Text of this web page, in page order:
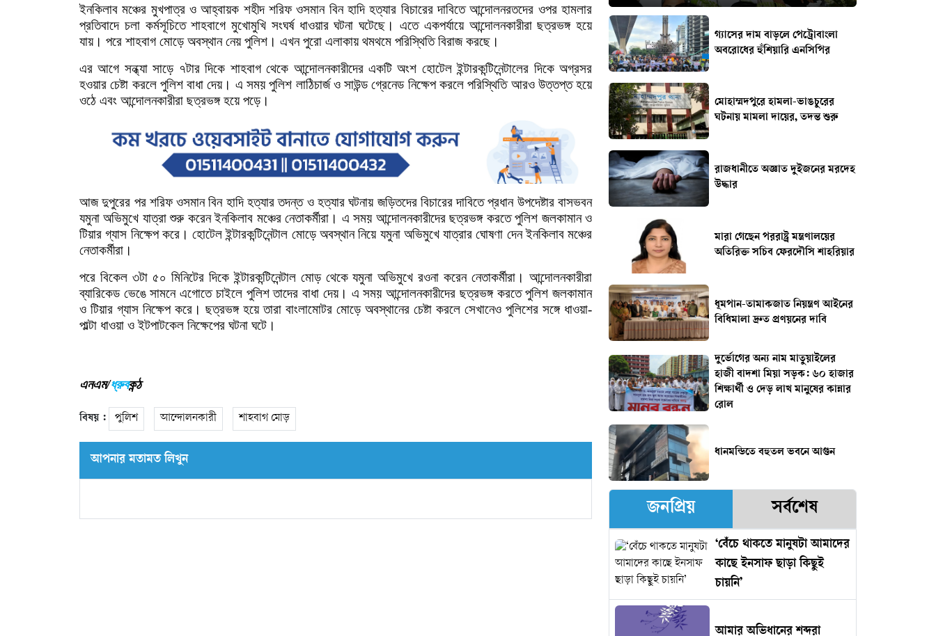
ইনকিলাব মঞ্চের মুখপাত্রওআহ্বায়ক শহীদশরিফ ওসমান বিন হাদি হত্যার বিচারের দাবিতে আন্দোলনরতদের ওপর হামলার
প্রতিবাদে চলা কর্মসূচিতে শাহবাগে মুখোমুখি সংঘর্ষ ধাওয়ার ঘটনা ঘটেছে। এতে একপর্যায়ে আন্দোলনকারীরা ছত্রভঙ্গ হয়ে
যায়। পরে শাহবাগ মোড়ে অবস্থান নেয় পুলিশ। এখন পুরো এলাকায় থমথমে পরিস্থিতি বিরাজ করছে।
এর আগে সন্ধ্যা সাড়ে ৭টার দিকে শাহবাগ থেকে আন্দোলনকারীদের একটি অংশ হোটেল ইন্টারকন্টিনেন্টালের দিকে অগ্রসর
হওয়ার চেষ্টা করলে পুলিশ বাধা দেয়। এ সময় পুলিশ লাঠিচার্জ ও সাউন্ড গ্রেনেড নিক্ষেপ করলে পরিস্থিতি আরও উত্তপ্ত হয়ে
ওঠে এবং আন্দোলনকারীরা ছত্রভঙ্গ হয়ে পড়ে।
আজ দুপুরের পর শরিফ ওসমান বিন হাদি হত্যার তদন্ত ও হত্যার ঘটনায় জড়িতদের বিচারের দাবিতে প্রধান উপদেষ্টার বাসভবন
যমুনা অভিমুখে যাত্রা শুরু করেন ইনকিলাব মঞ্চের নেতাকর্মীরা। এ সময় আন্দোলনকারীদের ছত্রভঙ্গ করতে পুলিশ জলকামান ও
টিয়ার গ্যাস নিক্ষেপ করে।হোটেল ইন্টারকন্টিনেন্টাল মোড়ে অবস্থান নিয়ে যমুনা অভিমুখে যাত্রার ঘোষণা দেন ইনকিলাব মঞ্চের
নেতাকর্মীরা।
পরে বিকেল ৩টা ৫০ মিনিটের দিকে ইন্টারকন্টিনেন্টাল মোড় থেকে যমুনা অভিমুখে রওনা করেন নেতাকর্মীরা। আন্দোলনকারীরা
ব্যারিকেড ভেঙে সামনে এগোতে চাইলে পুলিশ তাদের বাধা দেয়। এ সময় আন্দোলনকারীদের ছত্রভঙ্গ করতে পুলিশ জলকামান
ও টিয়ার গ্যাস নিক্ষেপ করে। ছত্রভঙ্গ হয়ে তারা বাংলামোটর মোড়ে অবস্থানের চেষ্টা করলে সেখানেও পুলিশের সঙ্গে ধাওয়া-
পাল্টা ধাওয়া ও ইটপাটকেল নিক্ষেপের ঘটনা ঘটে।
এনএম/ধ্রুবকন্ঠ
বিষয় : পুলিশ আন্দোলনকারী শাহবাগ মোড়
আপনার মতামত লিখুন
গ্যাসের দাম বাড়লে পেট্রোবাংলা
অবরোধের হুঁশিয়ারি এনসিপির
মোহাম্মদপুরে হামলা-ভাঙচুরের
ঘটনায় মামলা দায়ের, তদন্ত শুরু
রাজধানীতে অজ্ঞাত দুইজনের মরদেহ
উদ্ধার
মারা গেছেন পররাষ্ট্র মন্ত্রণালয়ের
অতিরিক্ত সচিব ফেরদৌসি শাহরিয়ার
ধূমপান-তামাকজাত নিয়ন্ত্রণ আইনের
বিধিমালা দ্রুত প্রণয়নের দাবি
দুর্ভোগের অন্য নাম মাতুয়াইলের
হাজী বাদশা মিয়া সড়ক: ৬০ হাজার
শিক্ষার্থী ও দেড় লাখ মানুষের কান্নার
রোল
ধানমন্ডিতে বহুতল ভবনে আগুন
জনপ্রিয় সর্বশেষ
‘বেঁচে থাকতে মানুষটা আমাদের
কাছে ইনসাফ ছাড়া কিছুই
চায়নি’
আমার অভিধানের শব্দরা